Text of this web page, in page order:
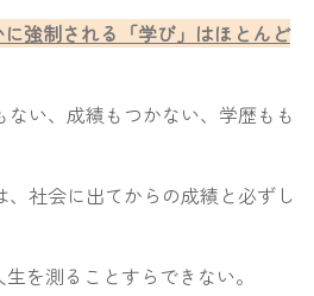
強制される「学び」はほとんど
い、成績もつかない、学歴もも
社会に出てからの成績と必ずし
を測ることすらできない。